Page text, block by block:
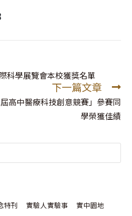
科學展覽會本校獲獎名單
下一篇文章
高中醫療科技創意競賽」參賽同
學榮獲佳績
特刊 實驗人實驗事
實中園地